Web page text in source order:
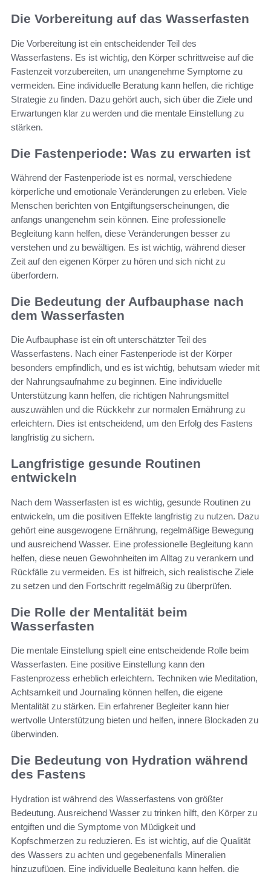
Die Vorbereitung auf das Wasserfasten
Die Vorbereitung ist ein entscheidender Teil des
Wasserfastens. Es ist wichtig, den Körper schrittweise auf die
Fastenzeit vorzubereiten, um unangenehme Symptome zu
vermeiden. Eine individuelle Beratung kann helfen, die richtige
Strategie zu finden. Dazu gehört auch, sich über die Ziele und
Erwartungen klar zu werden und die mentale Einstellung zu
stärken.
Die Fastenperiode: Was zu erwarten ist
Während der Fastenperiode ist es normal, verschiedene
körperliche und emotionale Veränderungen zu erleben. Viele
Menschen berichten von Entgiftungserscheinungen, die
anfangs unangenehm sein können. Eine professionelle
Begleitung kann helfen, diese Veränderungen besser zu
verstehen und zu bewältigen. Es ist wichtig, während dieser
Zeit auf den eigenen Körper zu hören und sich nicht zu
überfordern.
Die Bedeutung der Aufbauphase nach
dem Wasserfasten
Die Aufbauphase ist ein oft unterschätzter Teil des
Wasserfastens. Nach einer Fastenperiode ist der Körper
besonders empfindlich, und es ist wichtig, behutsam wieder mit
der Nahrungsaufnahme zu beginnen. Eine individuelle
Unterstützung kann helfen, die richtigen Nahrungsmittel
auszuwählen und die Rückkehr zur normalen Ernährung zu
erleichtern. Dies ist entscheidend, um den Erfolg des Fastens
langfristig zu sichern.
Langfristige gesunde Routinen
entwickeln
Nach dem Wasserfasten ist es wichtig, gesunde Routinen zu
entwickeln, um die positiven Effekte langfristig zu nutzen. Dazu
gehört eine ausgewogene Ernährung, regelmäßige Bewegung
und ausreichend Wasser. Eine professionelle Begleitung kann
helfen, diese neuen Gewohnheiten im Alltag zu verankern und
Rückfälle zu vermeiden. Es ist hilfreich, sich realistische Ziele
zu setzen und den Fortschritt regelmäßig zu überprüfen.
Die Rolle der Mentalität beim
Wasserfasten
Die mentale Einstellung spielt eine entscheidende Rolle beim
Wasserfasten. Eine positive Einstellung kann den
Fastenprozess erheblich erleichtern. Techniken wie Meditation,
Achtsamkeit und Journaling können helfen, die eigene
Mentalität zu stärken. Ein erfahrener Begleiter kann hier
wertvolle Unterstützung bieten und helfen, innere Blockaden zu
überwinden.
Die Bedeutung von Hydration während
des Fastens
Hydration ist während des Wasserfastens von größter
Bedeutung. Ausreichend Wasser zu trinken hilft, den Körper zu
entgiften und die Symptome von Müdigkeit und
Kopfschmerzen zu reduzieren. Es ist wichtig, auf die Qualität
des Wassers zu achten und gegebenenfalls Mineralien
hinzuzufügen. Eine individuelle Begleitung kann helfen, die